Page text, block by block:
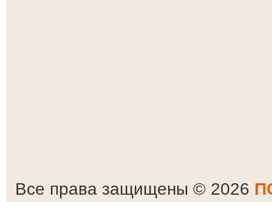
Все права защищены © 2026